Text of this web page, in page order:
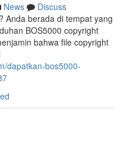
News
Discuss
Anda berada di tempat yang
BOS5000 copyright
bahwa file copyright
dapatkan-bos5000-